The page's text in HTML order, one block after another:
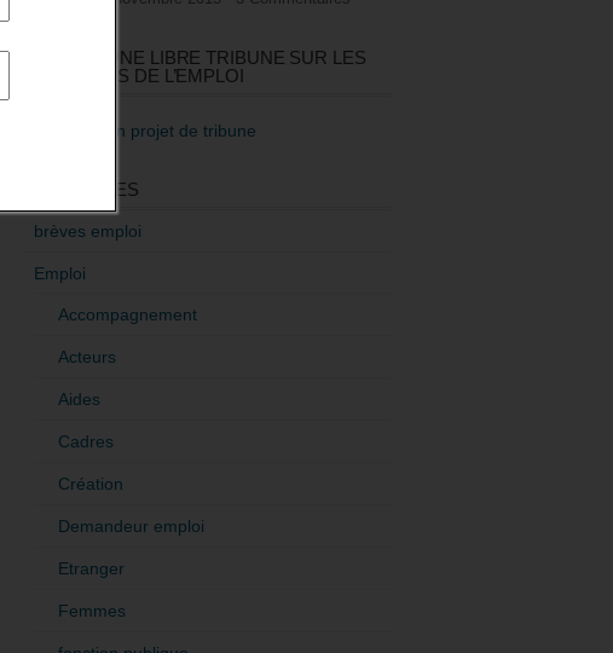
RÉDIGEZ UNE LIBRE TRIBUNE SUR LES
POLITIQUES DE L’EMPLOI
>Décrire mon projet de tribune
CATÉGORIES
brèves emploi
Emploi
Accompagnement
Acteurs
Aides
Cadres
Création
Demandeur emploi
Etranger
Femmes